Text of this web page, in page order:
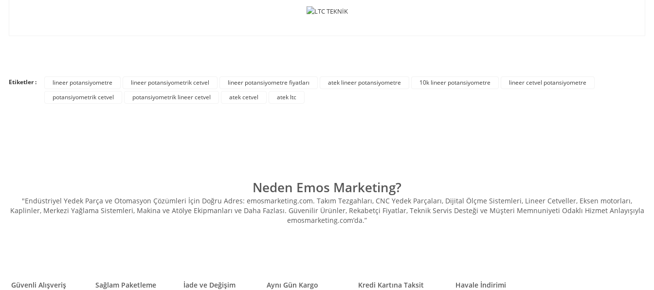
Gönder
Etiketler : lineer potansiyometre lineer potansiyometrik cetvel lineer potansiyometre fiyatları atek lineer potansiyometre 10k lineer potansiyometre
lineer cetvel potansiyometre
potansiyometrik cetvel
potansiyometrik lineer cetvel atek cetvel atek ltc
Neden Emos Marketing?
"Endüstriyel Yedek Parça ve Otomasyon Çözümleri İçin Doğru Adres: emosmarketing.com. Takım Tezgahları, CNC Yedek Parçaları, Dijital Ölçme Sistemleri, Lineer Cetveller, Eksen motorları,
Kaplinler, Merkezi Yağlama Sistemleri, Makina ve Atölye Ekipmanları ve Daha Fazlası. Güvenilir Ürünler, Rekabetçi Fiyatlar, Teknik Servis Desteği ve Müşteri Memnuniyeti Odaklı Hizmet Anlayışıyla
emosmarketing.com’da.”
Güvenli Alışveriş Sağlam Paketleme İade ve Değişim Aynı Gün Kargo Kredi Kartına Taksit Havale İndirimi